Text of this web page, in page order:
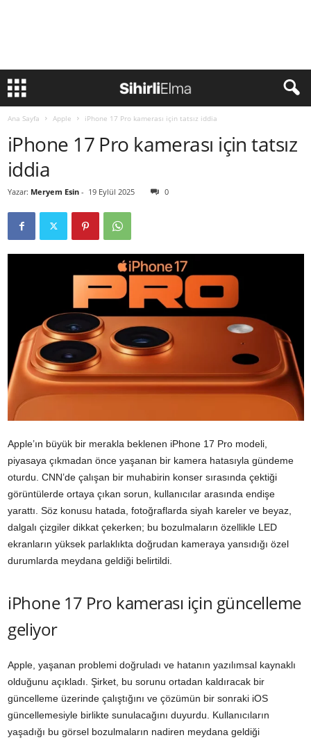
Ana Sayfa Apple iPhone 17 Pro kamerası için tatsız iddia
iPhone 17 Pro kamerası için tatsız
iddia
Yazar: Meryem Esin - 19 Eylül 2025 0
Apple’ın büyük bir merakla beklenen iPhone 17 Pro modeli,
piyasaya çıkmadan önce yaşanan bir kamera hatasıyla gündeme
oturdu. CNN’de çalışan bir muhabirin konser sırasında çektiği
görüntülerde ortaya çıkan sorun, kullanıcılar arasında endişe
yarattı. Söz konusu hatada, fotoğraflarda siyah kareler ve beyaz,
dalgalı çizgiler dikkat çekerken; bu bozulmaların özellikle LED
ekranların yüksek parlaklıkta doğrudan kameraya yansıdığı özel
durumlarda meydana geldiği belirtildi.
iPhone 17 Pro kamerası için güncelleme
geliyor
Apple, yaşanan problemi doğruladı ve hatanın yazılımsal kaynaklı
olduğunu açıkladı. Şirket, bu sorunu ortadan kaldıracak bir
güncelleme üzerinde çalıştığını ve çözümün bir sonraki iOS
güncellemesiyle birlikte sunulacağını duyurdu. Kullanıcıların
yaşadığı bu görsel bozulmaların nadiren meydana geldiği